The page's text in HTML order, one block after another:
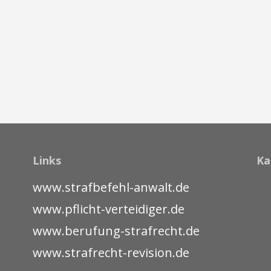
Links
www.strafbefehl-anwalt.de
www.pflicht-verteidiger.de
www.berufung-strafrecht.de
www.strafrecht-revision.de